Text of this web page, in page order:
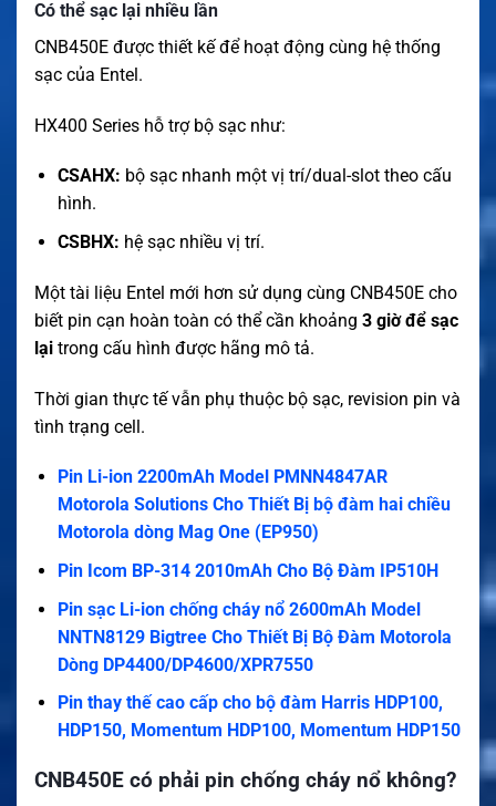
Có thể sạc lại nhiều lần
CNB450E được thiết kế để hoạt động cùng hệ thống
sạc của Entel.
HX400 Series hỗ trợ bộ sạc như:
CSAHX: bộ sạc nhanh một vị trí/dual-slot theo cấu
hình.
CSBHX: hệ sạc nhiều vị trí.
Một tài liệu Entel mới hơn sử dụng cùng CNB450E cho
biết pin cạn hoàn toàn có thể cần khoảng 3 giờ để sạc
lại trong cấu hình được hãng mô tả.
Thời gian thực tế vẫn phụ thuộc bộ sạc, revision pin và
tình trạng cell.
Pin Li-ion 2200mAh Model PMNN4847AR
Motorola Solutions Cho Thiết Bị bộ đàm hai chiều
Motorola dòng Mag One (EP950)
Pin Icom BP-314 2010mAh Cho Bộ Đàm IP510H
Pin sạc Li-ion chống cháy nổ 2600mAh Model
NNTN8129 Bigtree Cho Thiết Bị Bộ Đàm Motorola
Dòng DP4400/DP4600/XPR7550
Pin thay thế cao cấp cho bộ đàm Harris HDP100,
HDP150, Momentum HDP100, Momentum HDP150
CNB450E có phải pin chống cháy nổ không?